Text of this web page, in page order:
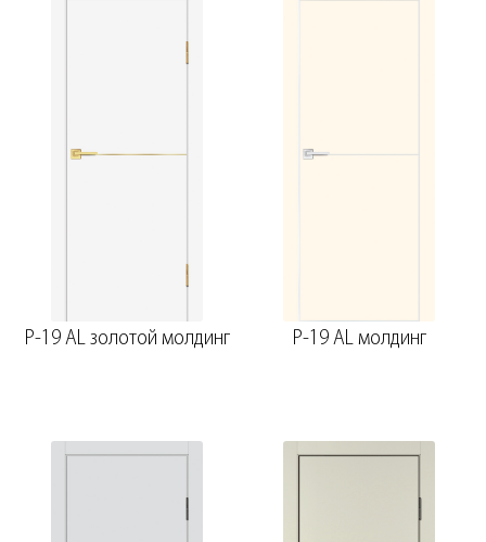
P-19 AL золотой молдинг P-19 AL молдинг